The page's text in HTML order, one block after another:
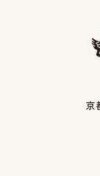
京